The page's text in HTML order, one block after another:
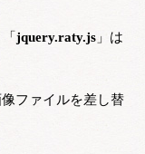
jquery.raty.js 」は
ファイルを差し替